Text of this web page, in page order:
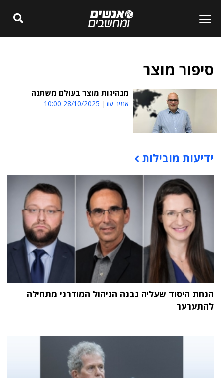
סיפור מוצר
מנהיגות מוצר בעולם משתנה
אמיר עוז 28/10/2025 10:00
תוכן פרסומי
ידיעות מובילות
הנחת היסוד שעליה נבנה הניהול המודרני מתחילה
להתערער